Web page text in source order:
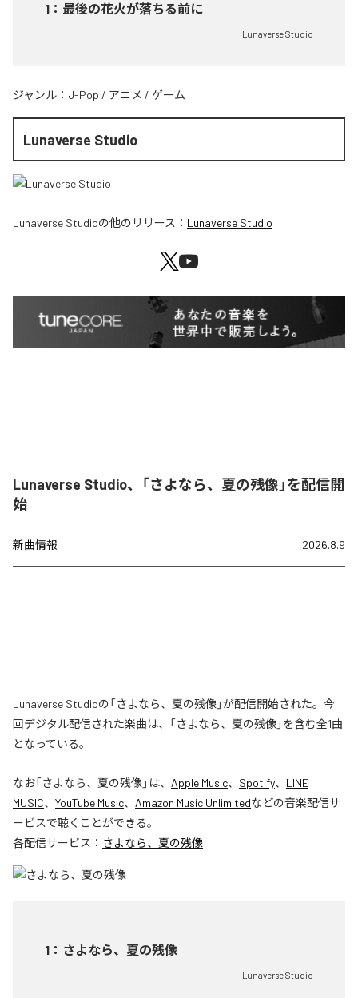
1 ： 最後の花火が落ちる前に
Lunaverse Studio
ジャンル： J-Pop / アニメ / ゲーム
Lunaverse Studio
Lunaverse Studioの他のリリース： Lunaverse Studio
Lunaverse Studio、「さよなら、夏の残像」を配信開
始
新曲情報 2026.8.9
Lunaverse Studioの「さよなら、夏の残像」が配信開始された。今
回デジタル配信された楽曲は、「さよなら、夏の残像」を含む全1曲
となっている。
なお「さよなら、夏の残像」は、 Apple Music、 Spotify、 LINE
MUSIC、 YouTube Music、 Amazon Music Unlimitedなどの音楽配信サ
ービスで聴くことができる。
各配信サービス： さよなら、夏の残像
1 ： さよなら、夏の残像
Lunaverse Studio